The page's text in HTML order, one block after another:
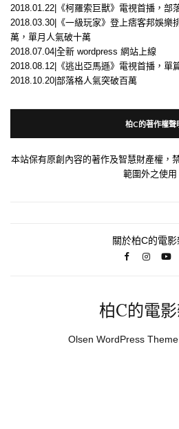
2018.01.22|《柯羅索巨獸》電視首播，部
2018.03.30|《一級玩家》登上痞客邦娛樂
萬，單月人氣破十萬
2018.07.04|全新 wordpress 網站上線
2018.08.12|《逃出亞馬遜》電視首播，單
2018.10.20|部落格人氣突破百萬
柏C的著作權聲
本站保有原創內容的著作及智慧財產權，
範圍外之使用
關於柏C的電
柏C的電
Olsen WordPress Theme